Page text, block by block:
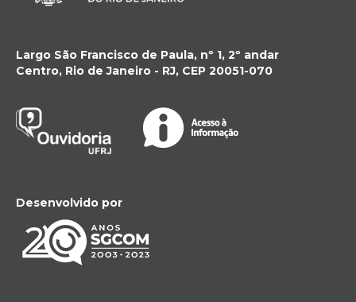
Largo São Francisco de Paula, nº 1, 2º andar
Centro, Rio de Janeiro - RJ, CEP 20051-070
Desenvolvido por